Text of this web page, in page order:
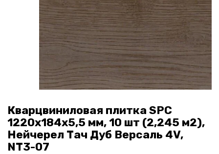
Кварцвиниловая плитка SPC
1220х184х5,5 мм, 10 шт (2,245 м2),
Нейчерел Тач Дуб Версаль 4V,
NT3-07